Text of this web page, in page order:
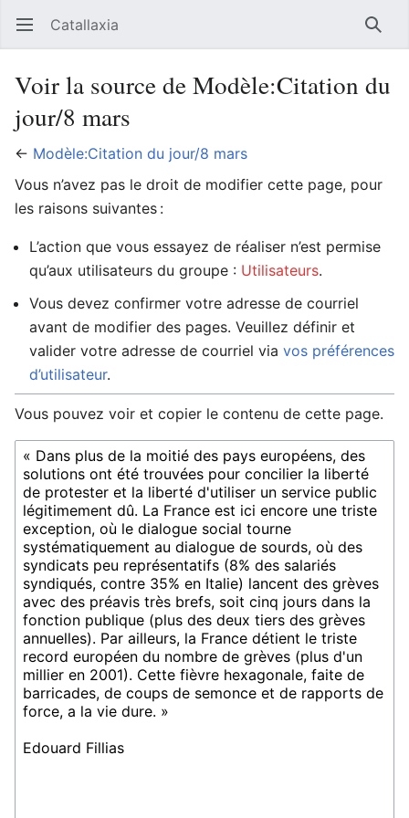
Ouvrir le menu principal Catallaxia
Voir la source de Modèle:Citation du
jour/8 mars
← Modèle:Citation du jour/8 mars
Vous n’avez pas le droit de modifier cette page, pour
les raisons suivantes :
L’action que vous essayez de réaliser n’est permise
qu’aux utilisateurs du groupe : Utilisateurs.
Vous devez confirmer votre adresse de courriel
avant de modifier des pages. Veuillez définir et
valider votre adresse de courriel via vos préférences
d’utilisateur.
Vous pouvez voir et copier le contenu de cette page.